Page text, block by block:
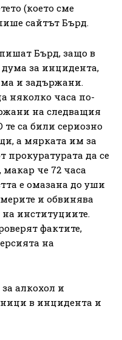
(което сме
сайтът Бърд.
Бърд, защо в
за инцидента,
и задържани.
няколко часа по-
на следващия
са били сериозно
а мярката им за
прокуратурата да се
че 72 часа
е омазана до уши
и обвинява
институциите.
фактите,
на
алкохол и
в инцидента и